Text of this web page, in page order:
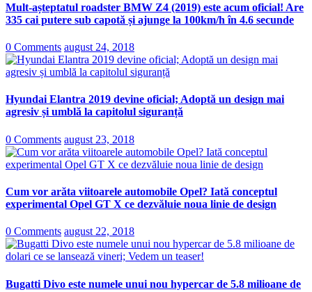
Mult-așteptatul roadster BMW Z4 (2019) este acum oficial! Are
335 cai putere sub capotă și ajunge la 100km/h în 4.6 secunde
0 Comments august 24, 2018
Hyundai Elantra 2019 devine oficial; Adoptă un design mai
agresiv și umblă la capitolul siguranță
0 Comments august 23, 2018
Cum vor arăta viitoarele automobile Opel? Iată conceptul
experimental Opel GT X ce dezvăluie noua linie de design
0 Comments august 22, 2018
Bugatti Divo este numele unui nou hypercar de 5.8 milioane de